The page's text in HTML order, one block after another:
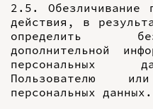
2.5. Обезличивание
действия, в
определить
дополнительной
персональных
Пользователю
персональных данных.